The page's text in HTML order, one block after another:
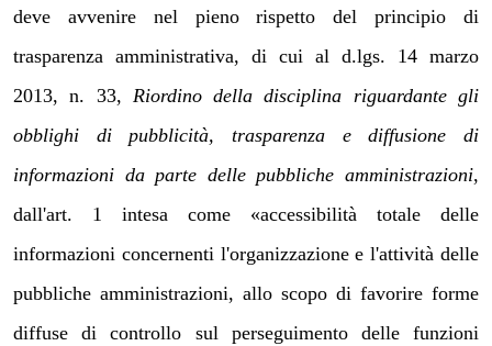
deve avvenire nel pieno rispetto del principio di
trasparenza amministrativa, di cui al d.lgs. 14 marzo
2013, n. 33, Riordino della disciplina riguardante gli
obblighi di pubblicità, trasparenza e diffusione di
informazioni da parte delle pubbliche amministrazioni,
dall'art. 1 intesa come «accessibilità totale delle
informazioni concernenti l'organizzazione e l'attività delle
pubbliche amministrazioni, allo scopo di favorire forme
diffuse di controllo sul perseguimento delle funzioni